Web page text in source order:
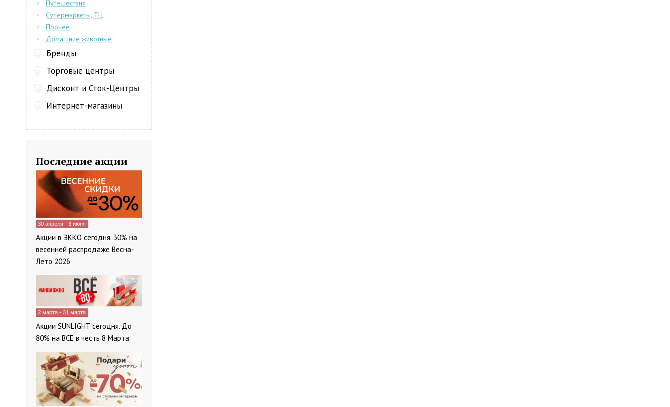
Путешествия
Супермаркеты, ТЦ
Прочее
Домашние животные
Бренды
Торговые центры
Дисконт и Сток-Центры
Интернет-магазины
Последние акции
30 апреля - 3 июня
Акции в ЭККО сегодня. 30% на
весенней распродаже Весна-
Лето 2026
2 марта - 31 марта
Акции SUNLIGHT сегодня. До
80% на ВСЕ в честь 8 Марта